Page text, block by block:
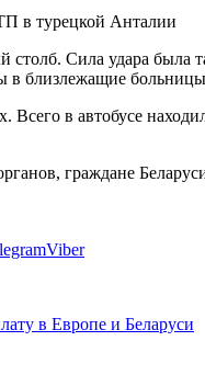
столб. Сила удара
в близлежащие
Всего в автобусе
граждане
Viber
в Европе и Беларуси